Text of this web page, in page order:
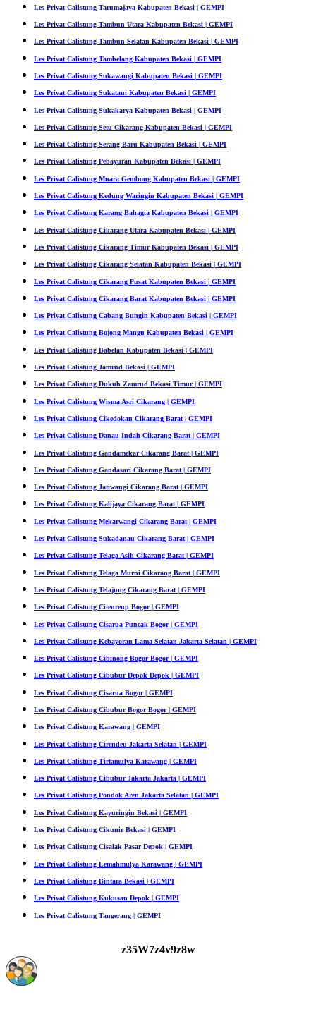
Les Privat Calistung Tarumajaya Kabupaten Bekasi | GEMPI
Les Privat Calistung Tambun Utara Kabupaten Bekasi | GEMPI
Les Privat Calistung Tambun Selatan Kabupaten Bekasi | GEMPI
Les Privat Calistung Tambelang Kabupaten Bekasi | GEMPI
Les Privat Calistung Sukawangi Kabupaten Bekasi | GEMPI
Les Privat Calistung Sukatani Kabupaten Bekasi | GEMPI
Les Privat Calistung Sukakarya Kabupaten Bekasi | GEMPI
Les Privat Calistung Setu Cikarang Kabupaten Bekasi | GEMPI
Les Privat Calistung Serang Baru Kabupaten Bekasi | GEMPI
Les Privat Calistung Pebayuran Kabupaten Bekasi | GEMPI
Les Privat Calistung Muara Gembong Kabupaten Bekasi | GEMPI
Les Privat Calistung Kedung Waringin Kabupaten Bekasi | GEMPI
Les Privat Calistung Karang Bahagia Kabupaten Bekasi | GEMPI
Les Privat Calistung Cikarang Utara Kabupaten Bekasi | GEMPI
Les Privat Calistung Cikarang Timur Kabupaten Bekasi | GEMPI
Les Privat Calistung Cikarang Selatan Kabupaten Bekasi | GEMPI
Les Privat Calistung Cikarang Pusat Kabupaten Bekasi | GEMPI
Les Privat Calistung Cikarang Barat Kabupaten Bekasi | GEMPI
Les Privat Calistung Cabang Bungin Kabupaten Bekasi | GEMPI
Les Privat Calistung Bojong Mangu Kabupaten Bekasi | GEMPI
Les Privat Calistung Babelan Kabupaten Bekasi | GEMPI
Les Privat Calistung Jamrud Bekasi | GEMPI
Les Privat Calistung Dukuh Zamrud Bekasi Timur | GEMPI
Les Privat Calistung Wisma Asri Cikarang | GEMPI
Les Privat Calistung Cikedokan Cikarang Barat | GEMPI
Les Privat Calistung Danau Indah Cikarang Barat | GEMPI
Les Privat Calistung Gandamekar Cikarang Barat | GEMPI
Les Privat Calistung Gandasari Cikarang Barat | GEMPI
Les Privat Calistung Jatiwangi Cikarang Barat | GEMPI
Les Privat Calistung Kalijaya Cikarang Barat | GEMPI
Les Privat Calistung Mekarwangi Cikarang Barat | GEMPI
Les Privat Calistung Sukadanau Cikarang Barat | GEMPI
Les Privat Calistung Telaga Asih Cikarang Barat | GEMPI
Les Privat Calistung Telaga Murni Cikarang Barat | GEMPI
Les Privat Calistung Telajung Cikarang Barat | GEMPI
Les Privat Calistung Citeureup Bogor | GEMPI
Les Privat Calistung Cisarua Puncak Bogor | GEMPI
Les Privat Calistung Kebayoran Lama Selatan Jakarta Selatan | GEMPI
Les Privat Calistung Cibinong Bogor Bogor | GEMPI
Les Privat Calistung Cibubur Depok Depok | GEMPI
Les Privat Calistung Cisarua Bogor | GEMPI
Les Privat Calistung Cibubur Bogor Bogor | GEMPI
Les Privat Calistung Karawang | GEMPI
Les Privat Calistung Cirendeu Jakarta Selatan | GEMPI
Les Privat Calistung Tirtamulya Karawang | GEMPI
Les Privat Calistung Cibubur Jakarta Jakarta | GEMPI
Les Privat Calistung Pondok Aren Jakarta Selatan | GEMPI
Les Privat Calistung Kayuringin Bekasi | GEMPI
Les Privat Calistung Cikunir Bekasi | GEMPI
Les Privat Calistung Cisalak Pasar Depok | GEMPI
Les Privat Calistung Lemahmulya Karawang | GEMPI
Les Privat Calistung Bintara Bekasi | GEMPI
Les Privat Calistung Kukusan Depok | GEMPI
Les Privat Calistung Tangerang | GEMPI
z35W7z4v9z8w